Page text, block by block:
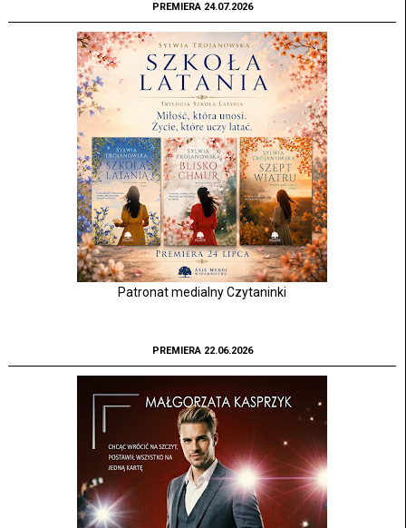
PREMIERA 24.07.2026
Patronat medialny Czytaninki
PREMIERA 22.06.2026